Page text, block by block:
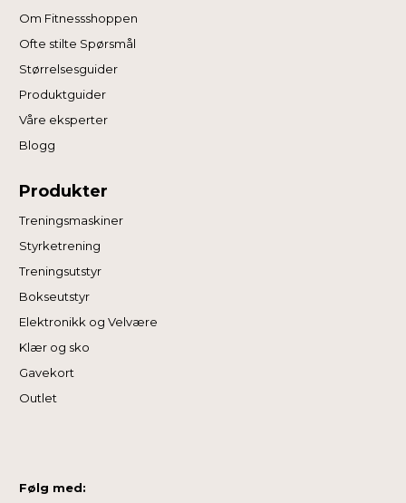
Om Fitnessshoppen
Ofte stilte Spørsmål
Størrelsesguider
Produktguider
Våre eksperter
Blogg
Produkter
Treningsmaskiner
Styrketrening
Treningsutstyr
Bokseutstyr
Elektronikk og Velvære
Klær og sko
Gavekort
Outlet
Følg med: